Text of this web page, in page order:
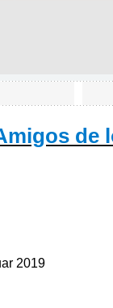
de
2019